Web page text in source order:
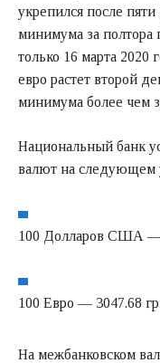
укрепился после
минимума за
только 16 марта
евро растет второй
минимума более чем
Национальный банк
валют на следующем
100 Долларов США —
100 Евро — 3047.68
На межбанковском